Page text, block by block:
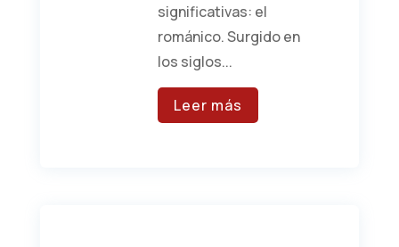
significativas: el
románico. Surgido en
los siglos...
Leer más